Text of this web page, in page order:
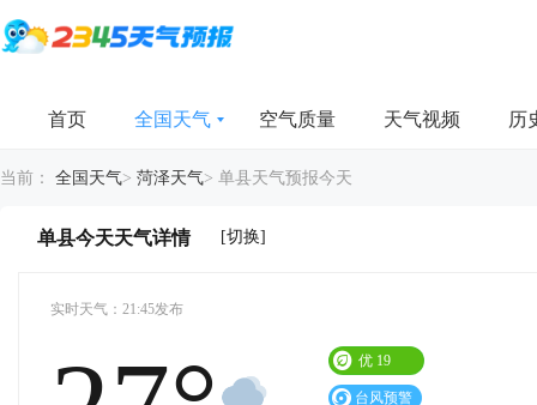
首页 全国天气 空气质量 天气视频 历
当前： 全国天气> 菏泽天气> 单县天气预报今天
单县今天天气详情 [切换]
实时天气：21:45发布
优 19
台风预警